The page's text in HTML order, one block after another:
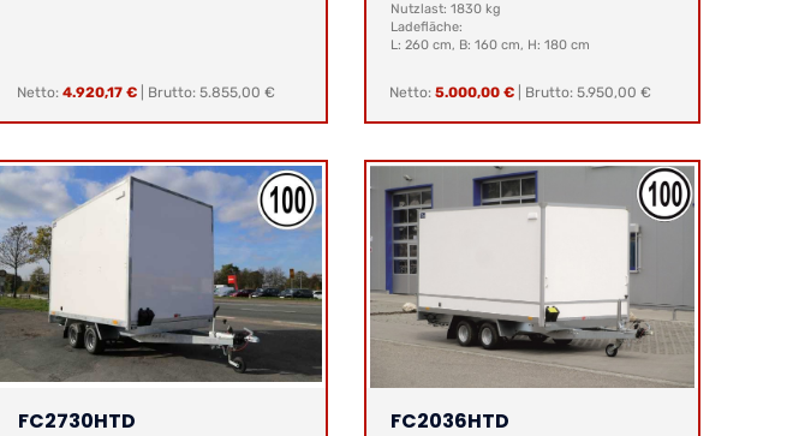
Netto: 4.920,17 €| Brutto: 5.855,00 €
Nutzlast: 1830 kg
Ladefläche:
L: 260 cm, B: 160 cm, H: 180 cm
Netto: 5.000,00 €| Brutto: 5.950,00 €
FC2730HTD
FC2036HTD